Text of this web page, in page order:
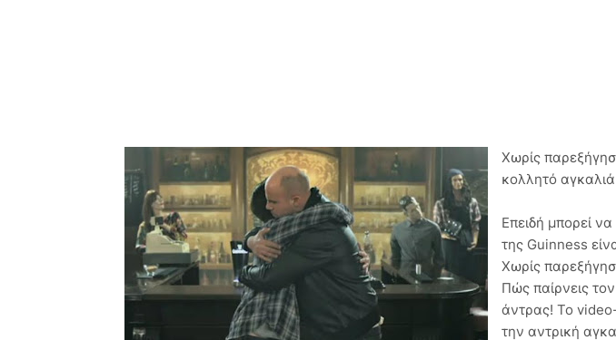
Χωρίς
κολλητό
Επειδή μπορεί
της Guinness
Χωρίς
Πώς παίρνεις
άντρας! Το
την αντρική